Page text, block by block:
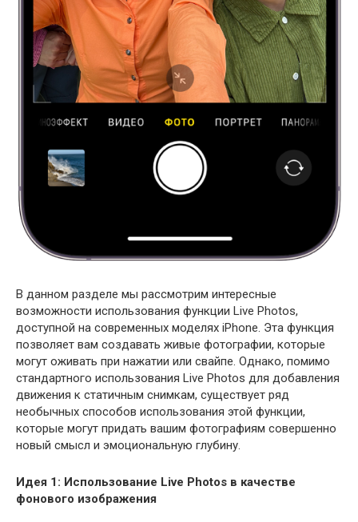
В данном разделе мы рассмотрим интересные
возможности использования функции Live Photos,
доступной на современных моделях iPhone. Эта функция
позволяет вам создавать живые фотографии, которые
могут оживать при нажатии или свайпе. Однако, помимо
стандартного использования Live Photos для добавления
движения к статичным снимкам, существует ряд
необычных способов использования этой функции,
которые могут придать вашим фотографиям совершенно
новый смысл и эмоциональную глубину.
Идея 1: Использование Live Photos в качестве
фонового изображения